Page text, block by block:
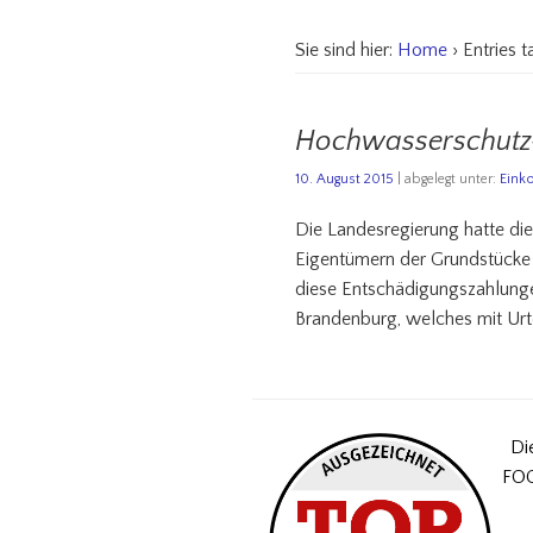
Sie sind hier: Home › Entries
10. August 2015 | abgelegt unter:
Die Landesregierung hatte
Eigentümern der
diese
Brandenburg, welches mit